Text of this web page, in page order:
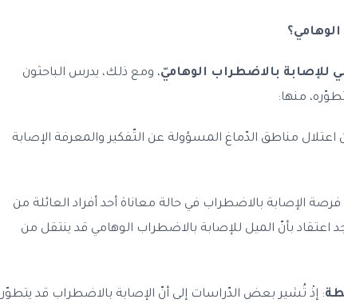
بالاضطراب الوهاميّ، ومع ذلك، يدرس الباحثون
منها:
اعتلال مناطق الدّماغ المسؤولة عن التّفكير والمعرفة الإصابة
الإصابة بالاضطراب في حالة معاناة أحد أفراد العائلة من
اعتقاد بأنّ الميل للإصابة بالاضطراب الوهامي قد ينتقل من
: إذْ تُشير بعض الدّراسات إلى أنّ الإصابة بالاضطراب قد يتطوّر